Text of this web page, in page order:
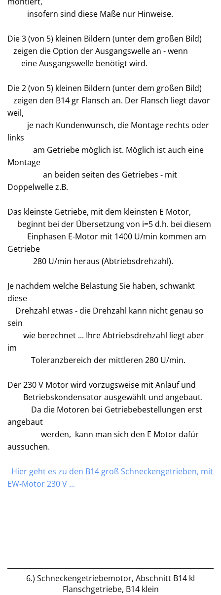
insofern sind diese Maße nur Hinweise.
Die 3 (von 5) kleinen Bildern (unter dem großen Bild)
zeigen die Option der Ausgangswelle an - wenn
eine Ausgangswelle benötigt wird.
Die 2 (von 5) kleinen Bildern (unter dem großen Bild)
zeigen den B14 gr Flansch an. Der Flansch liegt davor
weil,
je nach Kundenwunsch, die Montage rechts oder
links
am Getriebe möglich ist. Möglich ist auch eine
Montage
an beiden seiten des Getriebes - mit
Doppelwelle z.B.
Das kleinste Getriebe, mit dem kleinsten E Motor,
beginnt bei der Übersetzung von i=5 d.h. bei diesem
Einphasen E-Motor mit 1400 U/min kommen am
Getriebe
280 U/min heraus (Abtriebsdrehzahl).
Je nachdem welche Belastung Sie haben, schwankt
diese
Drehzahl etwas - die Drehzahl kann nicht genau so
sein
wie berechnet ... Ihre Abtriebsdrehzahl liegt aber
im
Toleranzbereich der mittleren 280 U/min.
Der 230 V Motor wird vorzugsweise mit Anlauf und
Betriebskondensator ausgewählt und angebaut.
Da die Motoren bei Getriebebestellungen erst
angebaut
werden, kann man sich den E Motor dafür
aussuchen.
Hier geht es zu den B14 groß Schneckengetrieben, mit
EW-Motor 230 V ...
6.) Schneckengetriebemotor, Abschnitt B14 kl
Flanschgetriebe, B14 klein